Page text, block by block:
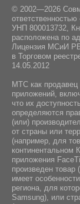
© 2002—2026
УНП 800013732,
расположена по
Лицензия МСиИ
в Торговом
14.05.2012
МТС как продавец
приложений,
что их
определяются
(или)
от страны или
(например, для
континентальном
приложения
произведен
имеет
региона, для
Samsung), или